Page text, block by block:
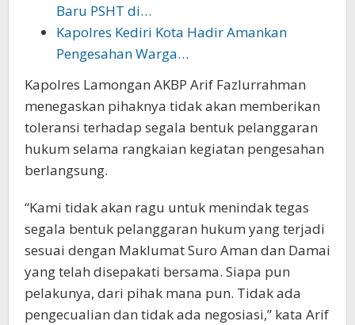
Baru PSHT di…
Kapolres Kediri Kota Hadir Amankan
Pengesahan Warga…
Kapolres Lamongan AKBP Arif Fazlurrahman
menegaskan pihaknya tidak akan memberikan
toleransi terhadap segala bentuk pelanggaran
hukum selama rangkaian kegiatan pengesahan
berlangsung.
“Kami tidak akan ragu untuk menindak tegas
segala bentuk pelanggaran hukum yang terjadi
sesuai dengan Maklumat Suro Aman dan Damai
yang telah disepakati bersama. Siapa pun
pelakunya, dari pihak mana pun. Tidak ada
pengecualian dan tidak ada negosiasi,” kata Arif